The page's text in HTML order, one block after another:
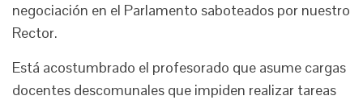
negociación en el Parlamento saboteados por nuestro
Rector.
Está acostumbrado el profesorado que asume cargas
docentes descomunales que impiden realizar tareas